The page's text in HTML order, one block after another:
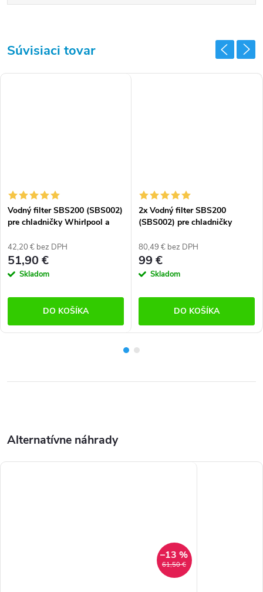
Súvisiaci tovar
Vodný filter SBS200 (SBS002)
pre chladničky Whirlpool a
42,20 € bez DPH
51,90 €
Skladom
DO KOŠÍKA
2x Vodný filter SBS200
(SBS002) pre chladničky
80,49 € bez DPH
99 €
Skladom
DO KOŠÍKA
61,50 €
–13 %